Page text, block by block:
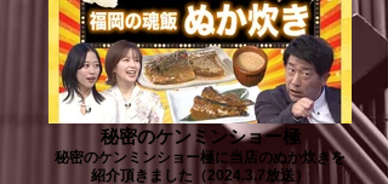
秘密のケンミンショー極
秘密のケンミンショー極に当店のぬか炊きを
紹介頂きました（2024.3.7放送）